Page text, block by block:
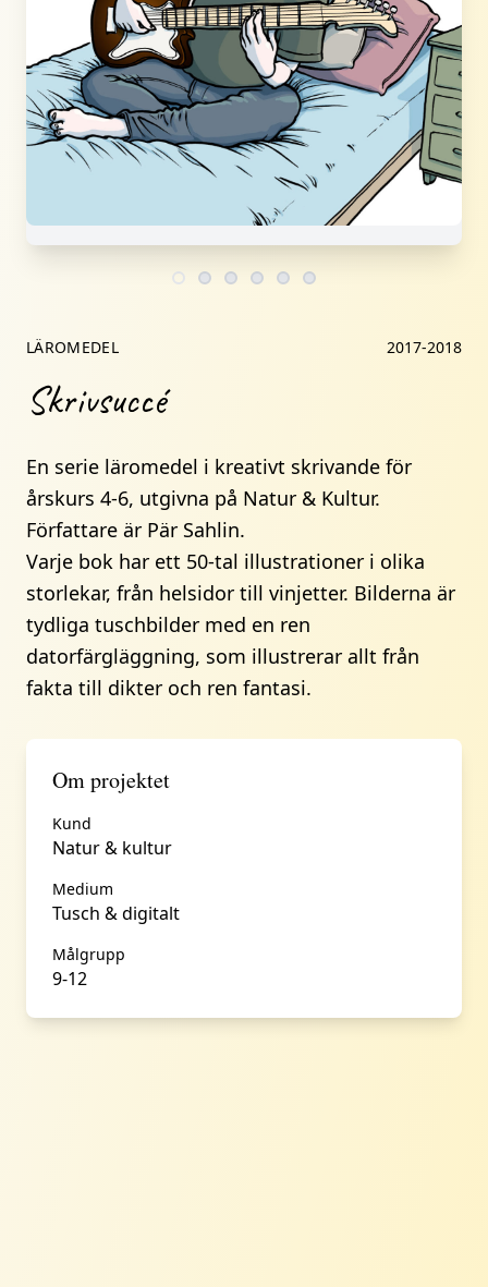
LÄROMEDEL 2017-2018
Skrivsuccé
En serie läromedel i kreativt skrivande för
årskurs 4-6, utgivna på Natur & Kultur.
Författare är Pär Sahlin.
Varje bok har ett 50-tal illustrationer i olika
storlekar, från helsidor till vinjetter. Bilderna är
tydliga tuschbilder med en ren
datorfärgläggning, som illustrerar allt från
fakta till dikter och ren fantasi.
Om projektet
Kund
Natur & kultur
Medium
Tusch & digitalt
Målgrupp
9-12